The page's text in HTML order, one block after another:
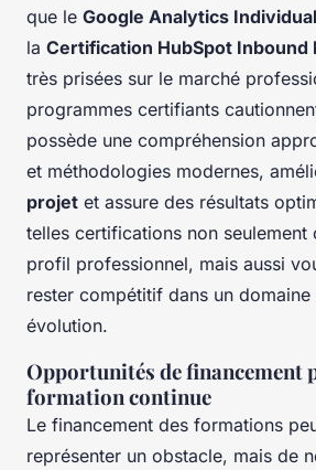
que le Google Analytics
la Certification HubSpot Inbound
très prisées sur le marché
programmes certifiants
possède une compréhension
et méthodologies modernes,
projet et assure des résultats
telles certifications non
profil professionnel, mais aussi
rester compétitif dans un domaine
évolution.
Opportunités de financement
formation continue
Le financement des formations
représenter un obstacle, mais de